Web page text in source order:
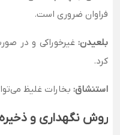
فراوان ضروری است.
بلعیدن: غیرخوراکی و در
کرد.
استنشاق: بخارات غلیظ
روش نگهداری و